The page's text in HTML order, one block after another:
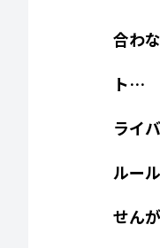
合わ
ト…
ライ
ルー
せんが